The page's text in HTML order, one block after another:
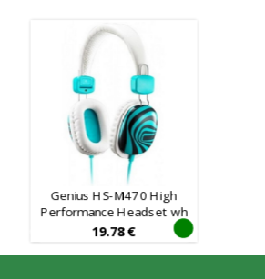
Genius HS-M470 High
Performance Headset wh
19.78€